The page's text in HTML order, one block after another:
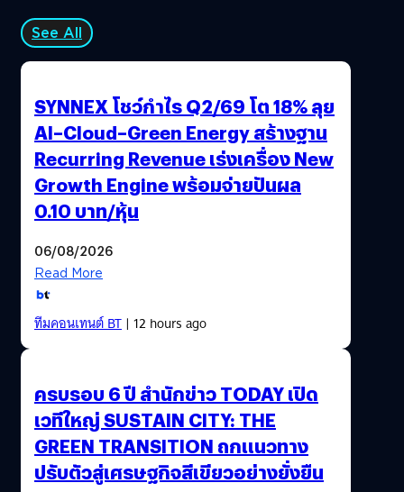
See All
SYNNEX โชว์กำไร Q2/69 โต 18% ลุย
AI–Cloud–Green Energy สร้างฐาน
Recurring Revenue เร่งเครื่อง New
Growth Engine พร้อมจ่ายปันผล
0.10 บาท/หุ้น
06/08/2026
Read More
ทีมคอนเทนต์ BT| 12 hours ago
ครบรอบ 6 ปี สำนักข่าว TODAY เปิด
เวทีใหญ่ SUSTAIN CITY: THE
GREEN TRANSITION ถกแนวทาง
ปรับตัวสู่เศรษฐกิจสีเขียวอย่างยั่งยืน